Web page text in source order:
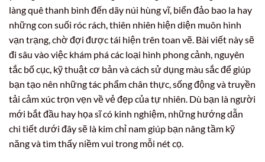
làng quê thanh bình đến dãy núi hùng vĩ, biển đảo bao la hay
những con suối róc rách, thiên nhiên hiện diện muôn hình
vạn trạng, chờ đợi được tái hiện trên toan vẽ. Bài viết này sẽ
đi sâu vào việc khám phá các loại hình phong cảnh, nguyên
tắc bố cục, kỹ thuật cơ bản và cách sử dụng màu sắc để giúp
bạn tạo nên những tác phẩm chân thực, sống động và truyền
tải cảm xúc trọn vẹn về vẻ đẹp của tự nhiên. Dù bạn là người
mới bắt đầu hay họa sĩ có kinh nghiệm, những hướng dẫn
chi tiết dưới đây sẽ là kim chỉ nam giúp bạn nâng tầm kỹ
năng và tìm thấy niềm vui trong mỗi nét cọ.